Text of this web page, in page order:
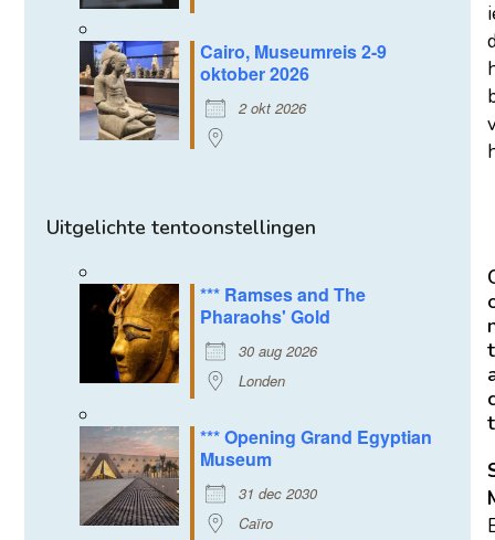
Cairo, Museumreis 2-9
oktober 2026
2 okt 2026
Uitgelichte tentoonstellingen
*** Ramses and The
Pharaohs' Gold
30 aug 2026
Londen
*** Opening Grand Egyptian
Museum
31 dec 2030
Caïro
t
t